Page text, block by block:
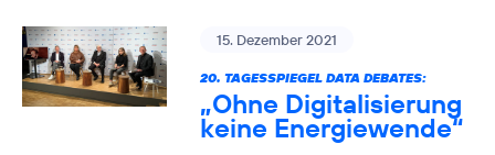
15. Dezember 2021
20. TAGESSPIEGEL DATA DEBATES:
„Ohne Digitalisierung
keine Energiewende“